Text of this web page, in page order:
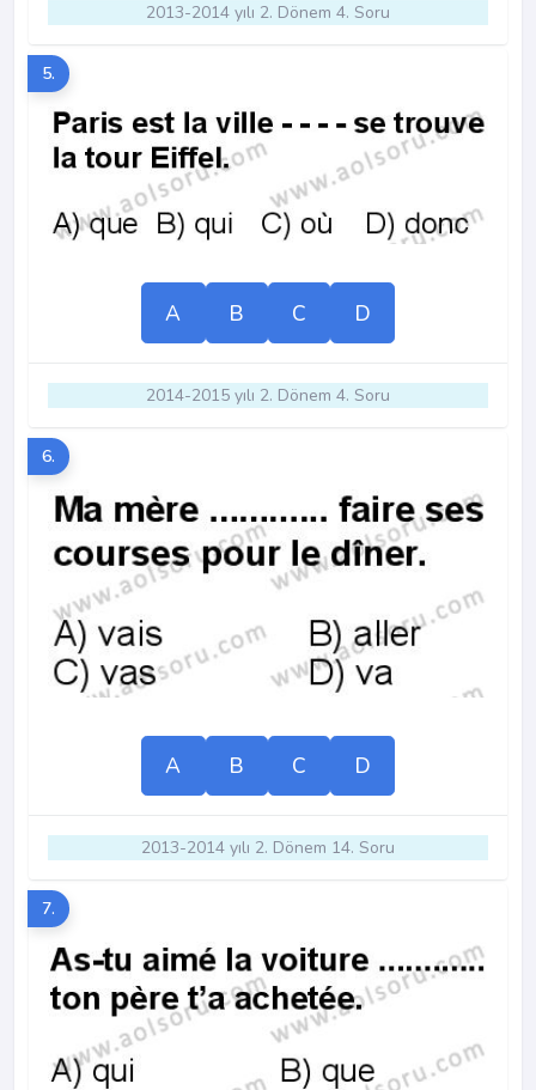
2013-2014 yılı 2. Dönem 4. Soru
5.
A B C D
2014-2015 yılı 2. Dönem 4. Soru
6.
A B C D
2013-2014 yılı 2. Dönem 14. Soru
7.